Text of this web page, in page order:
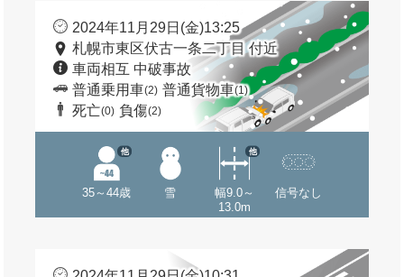
2024年11月29日(金)13:25
札幌市東区伏古一条二丁目 付近
車両相互 中破事故
普通乗用車(2) 普通貨物車(1)
死亡(0) 負傷(2)
35～44歳
他
雪
幅9.0～
13.0m
他
信号なし